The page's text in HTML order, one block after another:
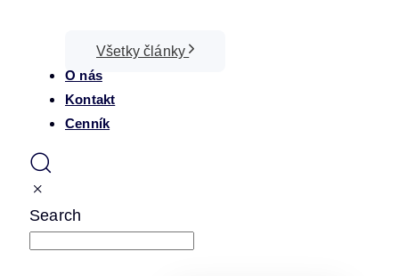
Všetky články
O nás
Kontakt
Cenník
Search